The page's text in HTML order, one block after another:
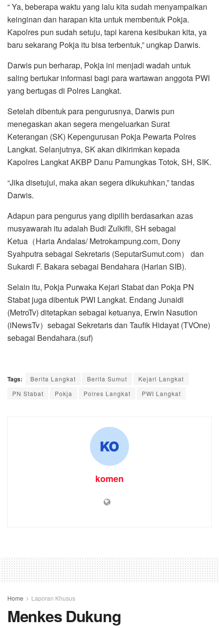
“ Ya, beberapa waktu yang lalu kita sudah menyampaikan
keinginan dan harapan kita untuk membentuk Pokja.
Kapolres pun sudah setuju, tapi karena kesibukan kita, ya
baru sekarang Pokja itu bisa terbentuk,” ungkap Darwis.
Darwis pun berharap, Pokja ini menjadi wadah untuk
saling bertukar informasi bagi para wartawan anggota PWI
yang bertugas di Polres Langkat.
Setelah dibentuk para pengurusnya, Darwis pun
menegaskan akan segera mengeluarkan Surat
Keterangan (SK) Kepengurusan Pokja Pewarta Polres
Langkat. Selanjutnya, SK akan dikirimkan kepada
Kapolres Langkat AKBP Danu Pamungkas Totok, SH, SIK.
“Jika disetujui, maka akan segera dikukuhkan,” tandas
Darwis.
Adapun para pengurus yang dipilih berdasarkan azas
musyawarah itu adalah Budi Zulkifli, SH sebagai
Ketua（Haria Andalas/ Metrokampung.com, Dony
Syahputra sebagai Sekretaris (SeputarSumut.com） dan
Sukardi F. Bakara sebagai Bendahara (Harian SIB).
Selain itu, Pokja Purwaka Kejari Stabat dan Pokja PN
Stabat juga dibentuk PWI Langkat. Endang Junaidi
(MetroTv) ditetapkan sebagai ketuanya, Erwin Nasution
(iNewsTv）sebagai Sekretaris dan Taufik Hidayat (TVOne)
sebagai Bendahara.(suf)
Tags: Berita Langkat Berita Sumut
Kejari Langkat
PN Stabat
Pokja Polres Langkat PWI Langkat
komen
Home Laporan Khusus
Menkes Dukung